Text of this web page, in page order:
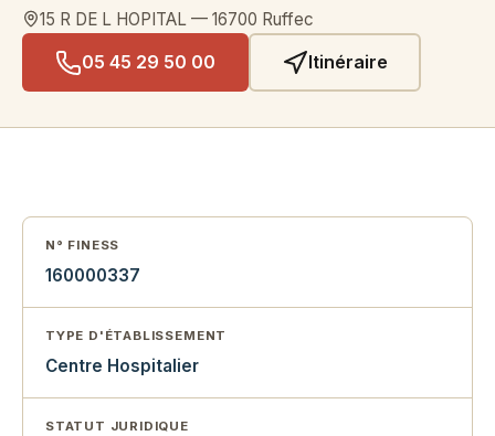
15 R DE L HOPITAL — 16700 Ruffec
05 45 29 50 00 Itinéraire
N° FINESS
160000337
TYPE D'ÉTABLISSEMENT
Centre Hospitalier
STATUT JURIDIQUE